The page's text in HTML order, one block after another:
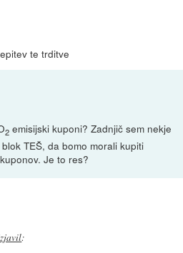
te trditve
2 emisijski kuponi? Zadnjič sem nekje
TEŠ, da bomo morali kupiti
Je to res?
: